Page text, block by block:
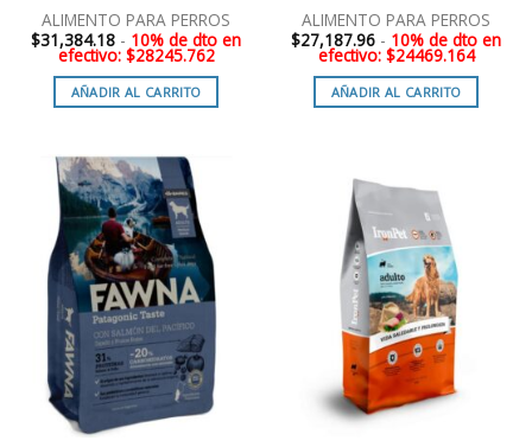
ALIMENTO PARA PERROS
$31,384.18 - 10% de dto en
efectivo: $28245.762
AÑADIR AL CARRITO
ALIMENTO PARA PERROS
$27,187.96 - 10% de dto en
efectivo: $24469.164
AÑADIR AL CARRITO